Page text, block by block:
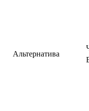
Альтернатива